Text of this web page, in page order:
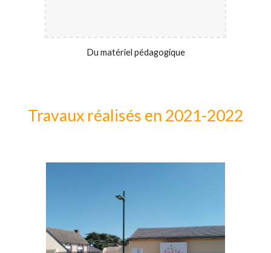
Du matériel pédagogique
Travaux réalisés en 2021-2022